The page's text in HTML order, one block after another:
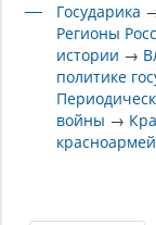
Государика
Регионы
истории →
политике
войны →